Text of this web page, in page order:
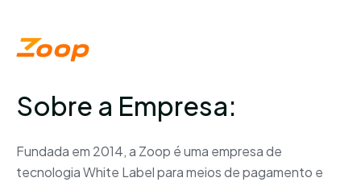
Sobre a Empresa:
Fundada em 2014, a Zoop é uma empresa de
tecnologia White Label para meios de pagamento e